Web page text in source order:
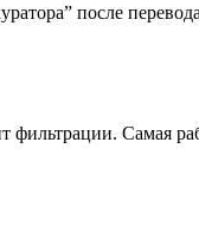
после
фильтрации. Самая